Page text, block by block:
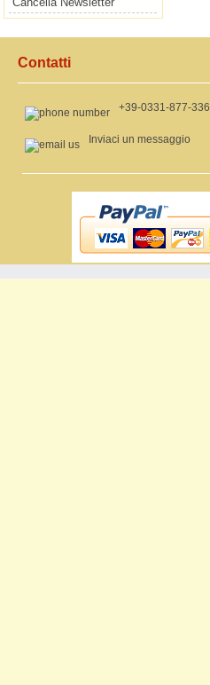
Contatti
+39-0331-877-336
Inviaci un messaggio